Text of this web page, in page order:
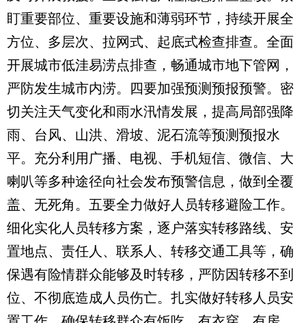
盯重要部位、重要设施和薄弱环节，持续开展全
方位、多层次、拉网式、起底式检查排查。全面
开展城市低洼易涝点排查，畅通城市地下管网，
严防发生城市内涝。四要加强预测预报预警。密
切关注天气变化和雨水汛情发展，提高局部强降
雨、台风、山洪、滑坡、泥石流等预测预报水
平。充分利用广播、电视、手机短信、微信、大
喇叭等多种途径向社会发布预警信息，做到全覆
盖、无死角。五要全力做好人员转移避险工作。
细化实化人员转移方案，逐户落实转移路线、安
置地点、责任人、联系人、转移交通工具等，确
保遇有险情群众能够及时转移，严防因转移不到
位、不彻底造成人员伤亡。扎实做好转移人员安